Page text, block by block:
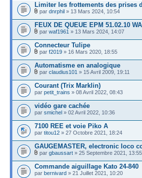
Limiter les frottements des prises
par dnrphil » 13 Mars 2024, 10:54
FEUX DE QUEUE EPM 51.02.10
par waf1961 » 13 Mars 2024, 14:07
Connecteur Tulipe
par f2019 » 16 Mars 2020, 18:55
Automatisme en analogique
par claudius101 » 15 Avril 2009, 19:11
Courant (Trix Marklin)
par petit_trains » 08 Avril 2022, 08:43
vidéo gare cachée
par smichel » 02 Avril 2022, 10:36
7100 REE et voie Piko A
par titou12 » 27 Octobre 2021, 18:24
GAUGEMASTER, electronic loco
par gbaussart » 25 Septembre 2021, 13:55
Commande aiguillage Kato 24-840
par bernivard » 21 Juillet 2021, 10:20